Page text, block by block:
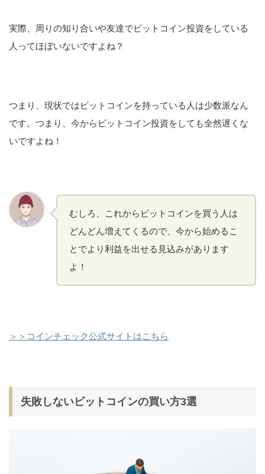
実際、周りの知り合いや友達でビットコイン投資をしている
人ってほぼいないですよね？
つまり、現状ではビットコインを持っている人は少数派なん
です。つまり、今からビットコイン投資をしても全然遅くな
いですよね！
むしろ、これからビットコインを買う人は
どんどん増えてくるので、今から始めるこ
とでより利益を出せる見込みがあります
よ！
＞＞コインチェック公式サイトはこちら
失敗しないビットコインの買い方3選